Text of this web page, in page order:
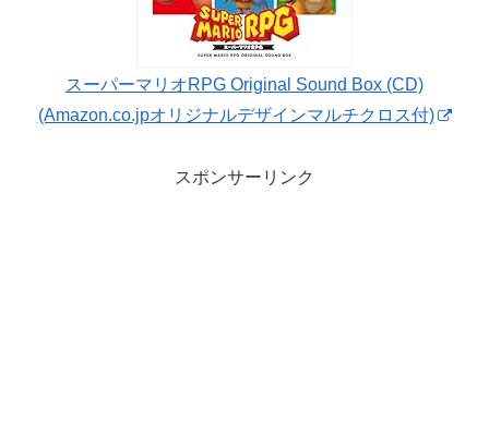
スーパーマリオRPG Original Sound Box (CD)
(Amazon.co.jpオリジナルデザインマルチクロス付)
スポンサーリンク